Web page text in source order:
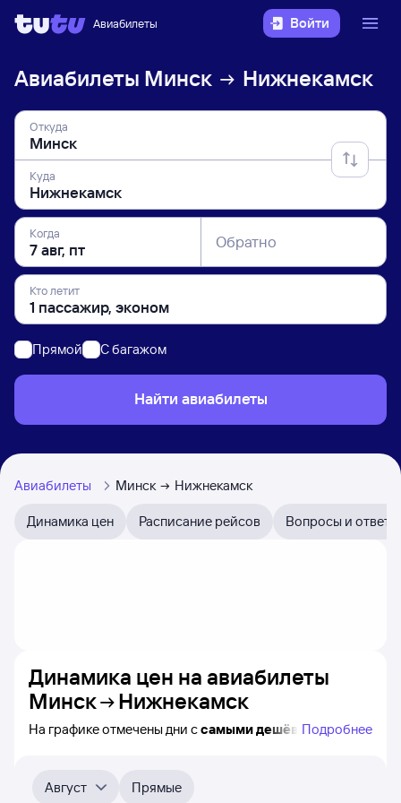
Авиабилеты Войти
Авиабилеты Минск Нижнекамск
Откуда
Куда
Когда Обратно
Кто летит
Прямой C багажом
Найти авиабилеты
Авиабилеты Минск Нижнекамск
Динамика цен Расписание рейсов Вопросы и ответы
Динамика цен на авиабилеты
Минск
Нижнекамск
На графике отмечены дни ссамыми дешёвыми
пять месяцев. Выберите дату, перейдите по клику
к поиску билетов на нужный рейс и просмотру
Подробнее
Август
Прямые